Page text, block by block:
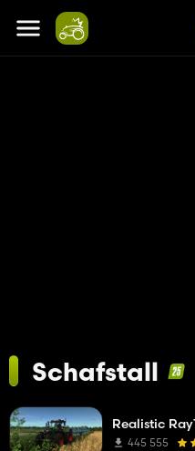
Schafstall
Realistic
445 555